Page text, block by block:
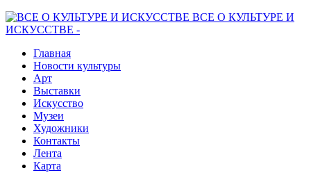
ВСЕ О КУЛЬТУРЕ И
ИСКУССТВЕ -
Главная
Новости культуры
Арт
Выставки
Искусство
Музеи
Художники
Контакты
Лента
Карта